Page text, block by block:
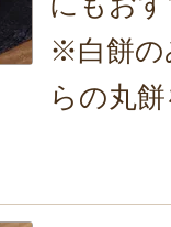
※白餅の
らの丸